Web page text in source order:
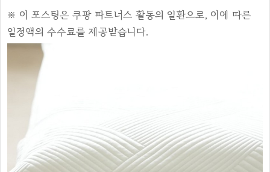
※ 이 포스팅은 쿠팡 파트너스 활동의 일환으로, 이에 따른
일정액의 수수료를 제공받습니다.